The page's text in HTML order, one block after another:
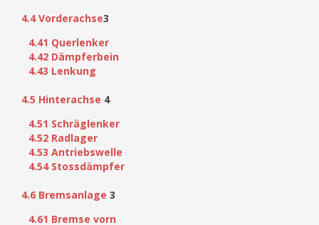
4.4 Vorderachse3
4.41 Querlenker
4.42 Dämpferbein
4.43 Lenkung
4.5 Hinterachse 4
4.51 Schräglenker
4.52 Radlager
4.53 Antriebswelle
4.54 Stossdämpfer
4.6 Bremsanlage 3
4.61 Bremse vorn